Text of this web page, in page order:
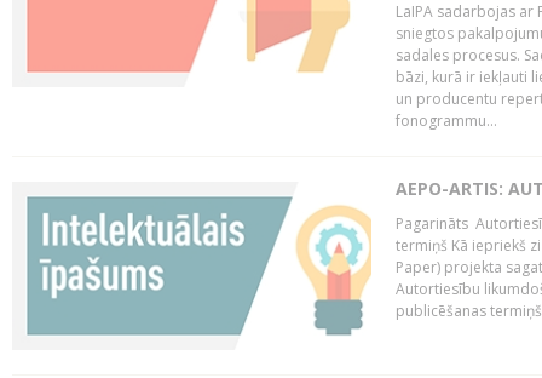
LaIPA sadarbojas
sniegtos
sadales procesus.
bāzi, kurā ir iekļauti
un producentu
fonogrammu...
AEPO-ARTIS:
Pagarināts
termiņš Kā iepriekš
Paper) projekta
Autortiesību
publicēšanas